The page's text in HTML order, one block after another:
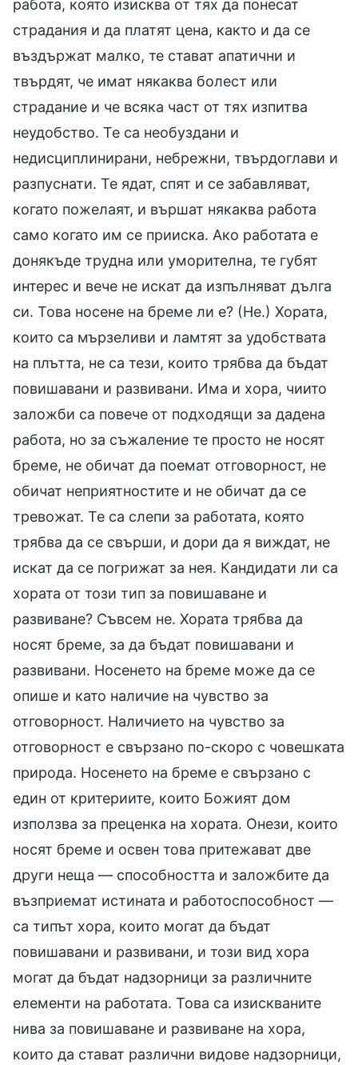
работа, която изисква от тях да понесат
страдания и да платят цена, както и да се
въздържат малко, те стават апатични и
твърдят, че имат някаква болест или
страдание и че всяка част от тях изпитва
неудобство. Те са необуздани и
недисциплинирани, небрежни, твърдоглави и
разпуснати. Те ядат, спят и се забавляват,
когато пожелаят, и вършат някаква работа
само когато им се прииска. Ако работата е
донякъде трудна или уморителна, те губят
интерес и вече не искат да изпълняват дълга
си. Това носене на бреме ли е? (Не.) Хората,
които са мързеливи и ламтят за удобствата
на плътта, не са тези, които трябва да бъдат
повишавани и развивани. Има и хора, чиито
заложби са повече от подходящи за дадена
работа, но за съжаление те просто не носят
бреме, не обичат да поемат отговорност, не
обичат неприятностите и не обичат да се
тревожат. Те са слепи за работата, която
трябва да се свърши, и дори да я виждат, не
искат да се погрижат за нея. Кандидати ли са
хората от този тип за повишаване и
развиване? Съвсем не. Хората трябва да
носят бреме, за да бъдат повишавани и
развивани. Носенето на бреме може да се
опише и като наличие на чувство за
отговорност. Наличието на чувство за
отговорност е свързано по-скоро с човешката
природа. Носенето на бреме е свързано с
един от критериите, които Божият дом
използва за преценка на хората. Онези, които
носят бреме и освен това притежават две
други неща — способността и заложбите да
възприемат истината и работоспособност —
са типът хора, които могат да бъдат
повишавани и развивани, и този вид хора
могат да бъдат надзорници за различните
елементи на работата. Това са изискваните
нива за повишаване и развиване на хора,
които да стават различни видове надзорници,